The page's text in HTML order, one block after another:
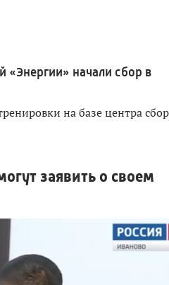
«Энергии» начали сбор в
на базе центра
заявить о своем